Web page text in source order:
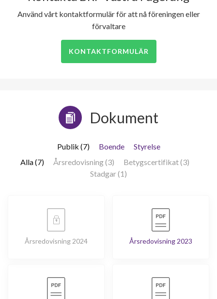
Använd vårt kontaktformulär för att nå föreningen eller
förvaltare
KONTAKTFORMULÄR
Dokument
Publik (7) Boende
Styrelse
Alla (7)
Årsredovisning (3)
Betygscertifikat (3)
Stadgar (1)
Årsredovisning 2024 Årsredovisning 2023